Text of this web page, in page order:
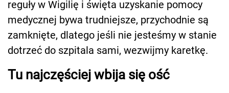
reguły w Wigilię i święta uzyskanie pomocy
medycznej bywa trudniejsze, przychodnie są
zamknięte, dlatego jeśli nie jesteśmy w stanie
dotrzeć do szpitala sami, wezwijmy karetkę.
Tu najczęściej wbija się ość